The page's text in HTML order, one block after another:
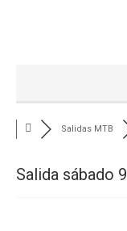
Salidas MTB
Salida sábado